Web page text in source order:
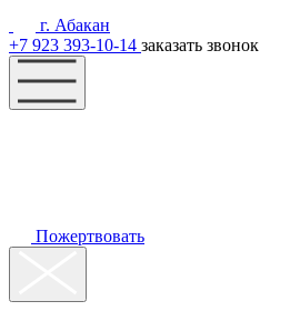
г. Абакан
+7 923 393-10-14 заказать звонок
Пожертвовать